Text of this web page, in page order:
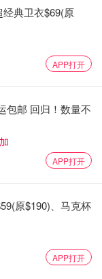
，它的军事贸易
典卫衣$69(原
APP打开
包邮 回归！数量不
APP打开
原$190)、马克杯
APP打开